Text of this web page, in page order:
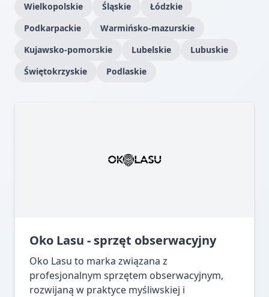
Wielkopolskie
Śląskie
Łódzkie
Podkarpackie
Warmińsko-mazurskie
Kujawsko-pomorskie
Lubelskie
Lubuskie
Świętokrzyskie
Podlaskie
Oko Lasu - sprzęt obserwacyjny
Oko Lasu to marka związana z
profesjonalnym sprzętem obserwacyjnym,
rozwijaną w praktyce myśliwskiej i